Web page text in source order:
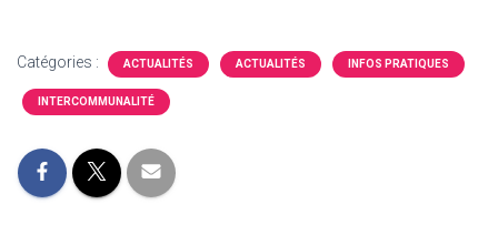
Catégories : ACTUALITÉS ACTUALITÉS INFOS PRATIQUES
INTERCOMMUNALITÉ